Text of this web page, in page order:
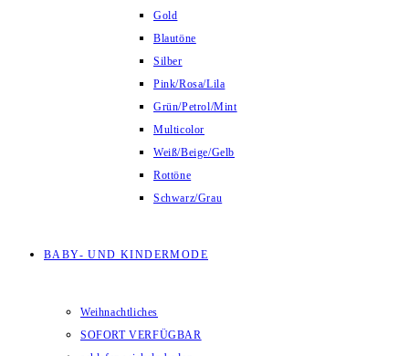
Gold
Blautöne
Silber
Pink/Rosa/Lila
Grün/Petrol/Mint
Multicolor
Weiß/Beige/Gelb
Rottöne
Schwarz/Grau
BABY- UND KINDERMODE
Weihnachtliches
SOFORT VERFÜGBAR